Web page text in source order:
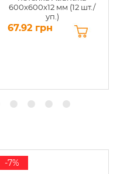
600x600x12 мм (12 шт./
уп.)
67.92 грн
-7%